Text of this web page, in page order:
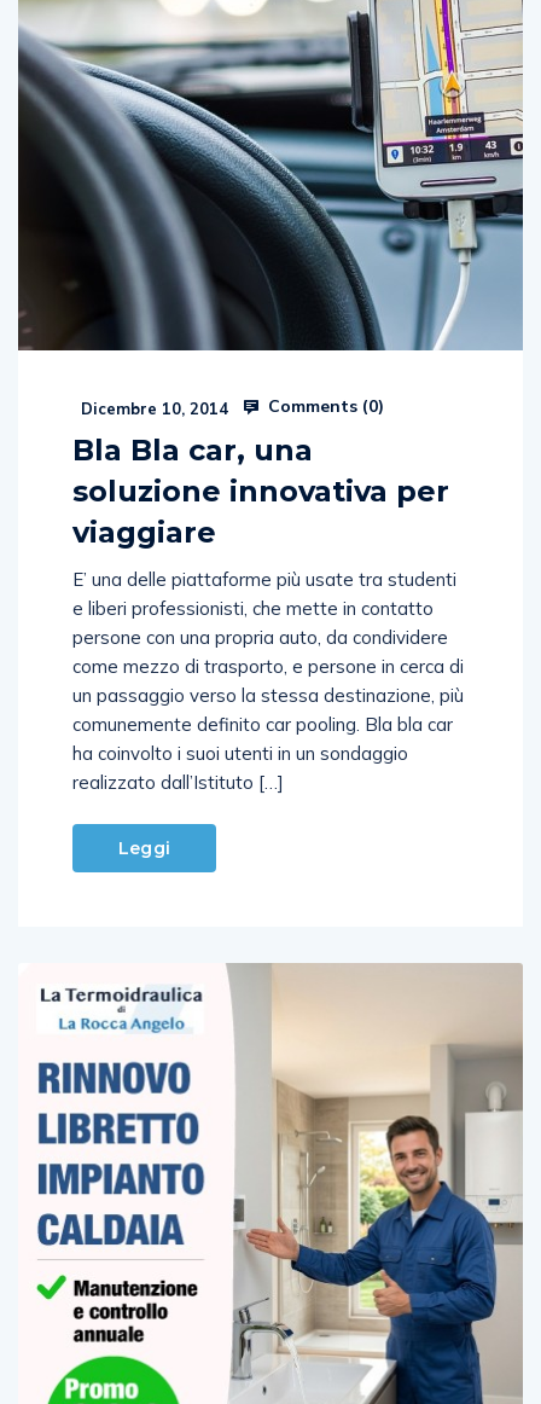
Dicembre 10, 2014 Comments (0)
Bla Bla car, una
soluzione innovativa per
viaggiare
E’ una delle piattaforme più usate tra studenti
e liberi professionisti, che mette in contatto
persone con una propria auto, da condividere
come mezzo di trasporto, e persone in cerca di
un passaggio verso la stessa destinazione, più
comunemente definito car pooling. Bla bla car
ha coinvolto i suoi utenti in un sondaggio
realizzato dall’Istituto […]
Leggi